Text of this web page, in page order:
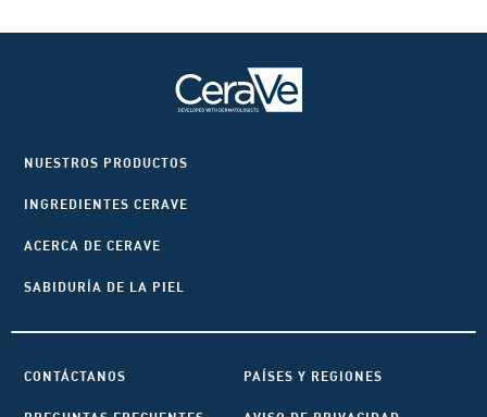
NUESTROS PRODUCTOS
INGREDIENTES CERAVE
ACERCA DE CERAVE
SABIDURÍA DE LA PIEL
CONTÁCTANOS PAÍSES Y REGIONES